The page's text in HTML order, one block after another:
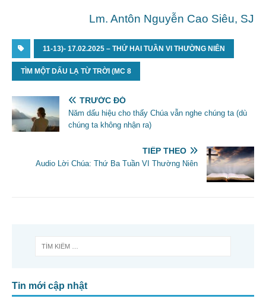
Lm. Antôn Nguyễn Cao Siêu, SJ
11-13)- 17.02.2025 – THỨ HAI TUẦN VI THƯỜNG NIÊN
TÌM MỘT DẤU LẠ TỪ TRỜI (MC 8
TRƯỚC ĐÓ
Năm dấu hiệu cho thấy Chúa vẫn nghe chúng ta (dù
chúng ta không nhận ra)
TIẾP THEO
Audio Lời Chúa: Thứ Ba Tuần VI Thường Niên
Tin mới cập nhật